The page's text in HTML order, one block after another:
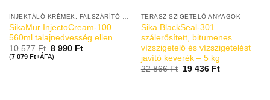
SikaMur InjectoCream-100
560ml talajnedvesség ellen
10 577Ft Original
price
8 990 FtCurrent
(7 079 Ft+ÁFA)
TERASZ SZIGETELŐ ANYAGOK
Sika BlackSeal-301 –
szálerősített, bitumenes
vízszigetelő és vízszigetelést
javító keverék – 5 kg
22 866Ft 19 436 Ft